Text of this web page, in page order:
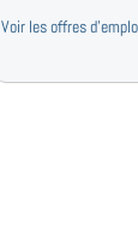
Voir les offres